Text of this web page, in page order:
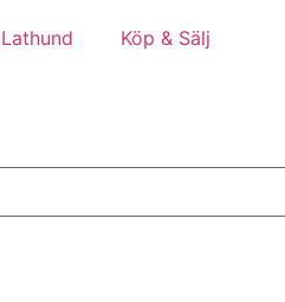
Lathund Köp & Sälj